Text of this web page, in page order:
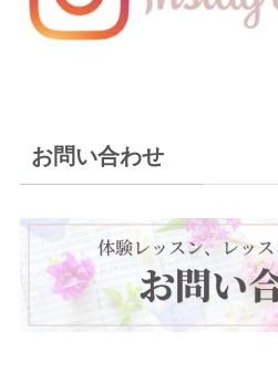
お問い合わせ